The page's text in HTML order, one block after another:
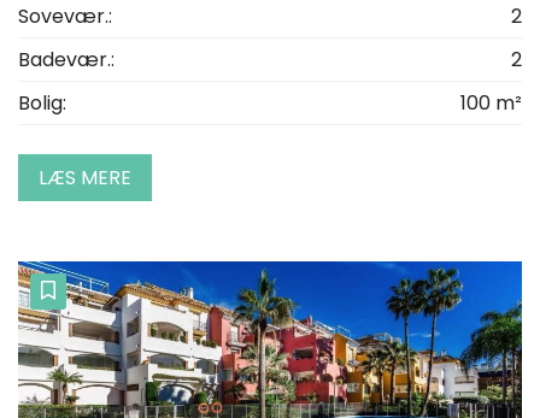
Sovevær.:
2
Badevær.:
2
Bolig:
100 m²
LÆS MERE